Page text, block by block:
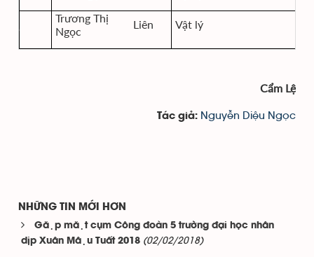
Trương Thị
Ngọc
Liên Vật lý
Cẩm Lệ
Tác giả: Nguyễn Diệu Ngọc
NHỮNG TIN MỚI HƠN
Gặp mặt cụm Công đoàn 5 trường đại học nhân
dịp Xuân Mậu Tuất 2018 (02/02/2018)